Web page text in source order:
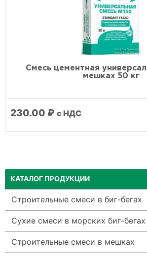
Смесь цементная
мешках 50 кг
230.00 ₽ с НДС
КАТАЛОГ ПРОДУКЦИИ
Строительные смеси в биг-бегах
Сухие смеси в морских биг-бегах
Строительные смеси в мешках